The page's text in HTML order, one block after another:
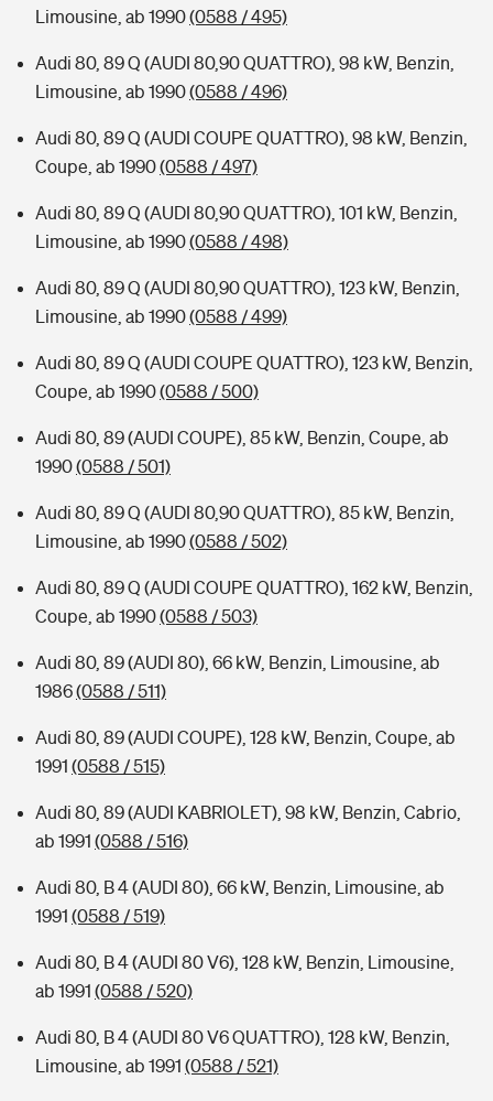
Limousine, ab 1990(0588 / 495)
Audi 80, 89 Q (AUDI 80,90 QUATTRO), 98 kW, Benzin,
Limousine, ab 1990(0588 / 496)
Audi 80, 89 Q (AUDI COUPE QUATTRO), 98 kW, Benzin,
Coupe, ab 1990(0588 / 497)
Audi 80, 89 Q (AUDI 80,90 QUATTRO), 101 kW, Benzin,
Limousine, ab 1990(0588 / 498)
Audi 80, 89 Q (AUDI 80,90 QUATTRO), 123 kW, Benzin,
Limousine, ab 1990(0588 / 499)
Audi 80, 89 Q (AUDI COUPE QUATTRO), 123 kW, Benzin,
Coupe, ab 1990(0588 / 500)
Audi 80, 89 (AUDI COUPE), 85 kW, Benzin, Coupe, ab
1990(0588 / 501)
Audi 80, 89 Q (AUDI 80,90 QUATTRO), 85 kW, Benzin,
Limousine, ab 1990(0588 / 502)
Audi 80, 89 Q (AUDI COUPE QUATTRO), 162 kW, Benzin,
Coupe, ab 1990(0588 / 503)
Audi 80, 89 (AUDI 80), 66 kW, Benzin, Limousine, ab
1986(0588 / 511)
Audi 80, 89 (AUDI COUPE), 128 kW, Benzin, Coupe, ab
1991 (0588 / 515)
Audi 80, 89 (AUDI KABRIOLET), 98 kW, Benzin, Cabrio,
ab 1991 (0588 / 516)
Audi 80, B 4 (AUDI 80), 66 kW, Benzin, Limousine, ab
1991 (0588 / 519)
Audi 80, B 4 (AUDI 80 V6), 128 kW, Benzin, Limousine,
ab 1991 (0588 / 520)
Audi 80, B 4 (AUDI 80 V6 QUATTRO), 128 kW, Benzin,
Limousine, ab 1991 (0588 / 521)